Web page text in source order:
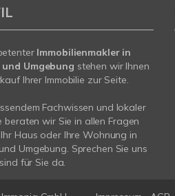
Immobilienmakler in
Umgebung stehen wir Ihnen
Ihrer Immobilie zur Seite.
Fachwissen und lokaler
beraten wir Sie in allen Fragen
Haus oder Ihre Wohnung in
Umgebung. Sprechen Sie uns
für Sie da.